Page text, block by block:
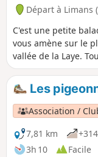
Départ à Limans
C'est une petite
vous amène sur le
vallée de la Laye.
assez exposée au
Les
Association /
7,81 km
3h 10
Facile